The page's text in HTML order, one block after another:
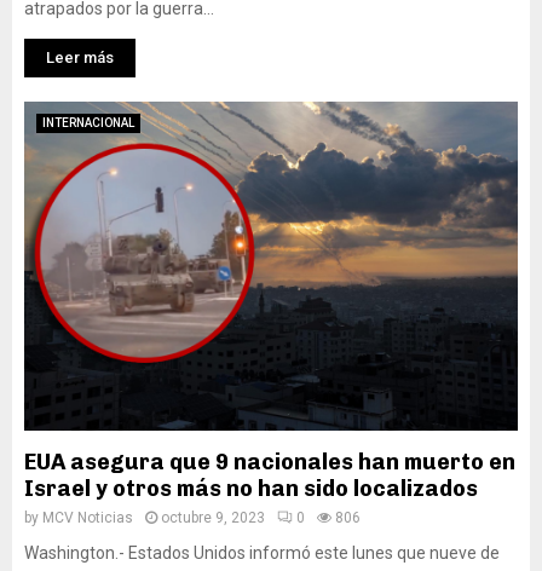
atrapados por la guerra...
Leer más
INTERNACIONAL
EUA asegura que 9 nacionales han muerto en
Israel y otros más no han sido localizados
by MCV Noticias octubre 9, 2023 0 806
Washington.- Estados Unidos informó este lunes que nueve de